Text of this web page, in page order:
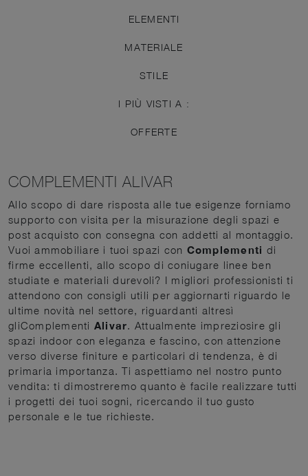
ELEMENTI
MATERIALE
STILE
I PIÙ VISTI A :
OFFERTE
COMPLEMENTI ALIVAR
Allo scopo di dare risposta alle tue esigenze forniamo
supporto con visita per la misurazione degli spazi e
post acquisto con consegna con addetti al montaggio.
Vuoi ammobiliare i tuoi spazi con Complementi di
firme eccellenti, allo scopo di coniugare linee ben
studiate e materiali durevoli? I migliori professionisti ti
attendono con consigli utili per aggiornarti riguardo le
ultime novità nel settore, riguardanti altresì
gliComplementi Alivar. Attualmente impreziosire gli
spazi indoor con eleganza e fascino, con attenzione
verso diverse finiture e particolari di tendenza, è di
primaria importanza. Ti aspettiamo nel nostro punto
vendita: ti dimostreremo quanto è facile realizzare tutti
i progetti dei tuoi sogni, ricercando il tuo gusto
personale e le tue richieste.